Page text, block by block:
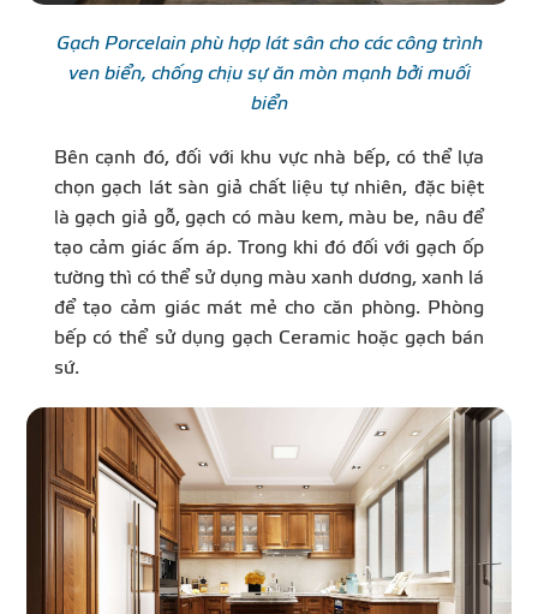
Gạch Porcelain phù hợp lát sân cho các công trình
ven biển, chống chịu sự ăn mòn mạnh bởi muối
biển
Bên cạnh đó, đối với khu vực nhà bếp, có thể lựa
chọn gạch lát sàn giả chất liệu tự nhiên, đặc biệt
là gạch giả gỗ, gạch có màu kem, màu be, nâu để
tạo cảm giác ấm áp. Trong khi đó đối với gạch ốp
tường thì có thể sử dụng màu xanh dương, xanh lá
để tạo cảm giác mát mẻ cho căn phòng. Phòng
bếp có thể sử dụng gạch Ceramic hoặc gạch bán
sứ.